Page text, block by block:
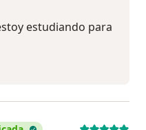
estudiando para